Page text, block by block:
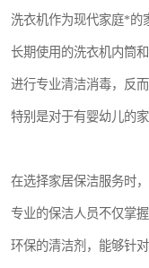
洗衣机作为现代家庭*的
长期使用的洗衣机内筒
进行专业清洁消毒，反
特别是对于有婴幼儿的
在选择家居保洁服务时
专业的保洁人员不仅掌
环保的清洁剂，能够针